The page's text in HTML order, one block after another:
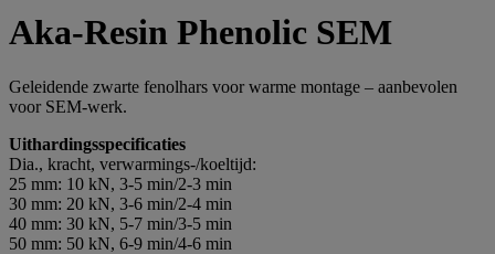
Aka-Resin Phenolic SEM
Geleidende zwarte fenolhars voor warme montage – aanbevolen
voor SEM-werk.
Uithardingsspecificaties
Dia., kracht, verwarmings-/koeltijd:
25 mm: 10 kN, 3-5 min/2-3 min
30 mm: 20 kN, 3-6 min/2-4 min
40 mm: 30 kN, 5-7 min/3-5 min
50 mm: 50 kN, 6-9 min/4-6 min